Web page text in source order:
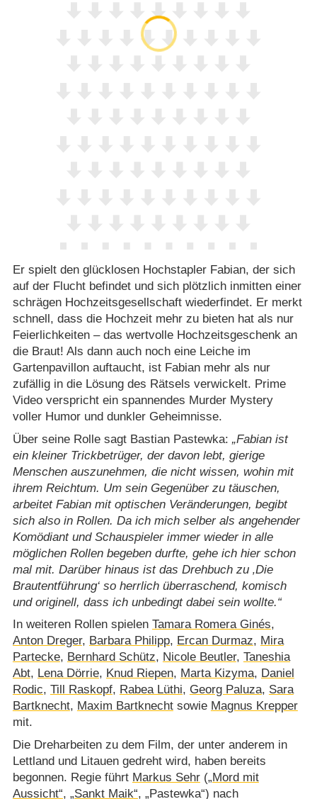
Er spielt den glücklosen Hochstapler Fabian, der sich
auf der Flucht befindet und sich plötzlich inmitten einer
schrägen Hochzeitsgesellschaft wiederfindet. Er merkt
schnell, dass die Hochzeit mehr zu bieten hat als nur
Feierlichkeiten – das wertvolle Hochzeitsgeschenk an
die Braut! Als dann auch noch eine Leiche im
Gartenpavillon auftaucht, ist Fabian mehr als nur
zufällig in die Lösung des Rätsels verwickelt. Prime
Video verspricht ein spannendes Murder Mystery
voller Humor und dunkler Geheimnisse.
Über seine Rolle sagt Bastian Pastewka:
Fabian ist
ein kleiner Trickbetrüger, der davon lebt, gierige
Menschen auszunehmen, die nicht wissen, wohin mit
ihrem Reichtum. Um sein Gegenüber zu täuschen,
arbeitet Fabian mit optischen Veränderungen, begibt
sich also in Rollen. Da ich mich selber als angehender
Komödiant und Schauspieler immer wieder in alle
möglichen Rollen begeben durfte, gehe ich hier schon
mal mit. Darüber hinaus ist das Drehbuch zu ‚Die
Brautentführung‘ so herrlich überraschend, komisch
und originell, dass ich unbedingt dabei sein wollte.
In weiteren Rollen spielen Tamara Romera Ginés,
Anton Dreger, Barbara Philipp, Ercan Durmaz, Mira
Partecke, Bernhard Schütz, Nicole Beutler, Taneshia
Abt, Lena Dörrie, Knud Riepen, Marta Kizyma, Daniel
Rodic, Till Raskopf, Rabea Lüthi, Georg Paluza, Sara
Bartknecht, Maxim Bartknechtsowie Magnus Krepper
mit.
Die Dreharbeiten zu dem Film, der unter anderem in
Lettland und Litauen gedreht wird, haben bereits
begonnen. Regie führt Markus Sehr(„Mord mit
Aussicht“, „Sankt Maik“, „Pastewka“) nach